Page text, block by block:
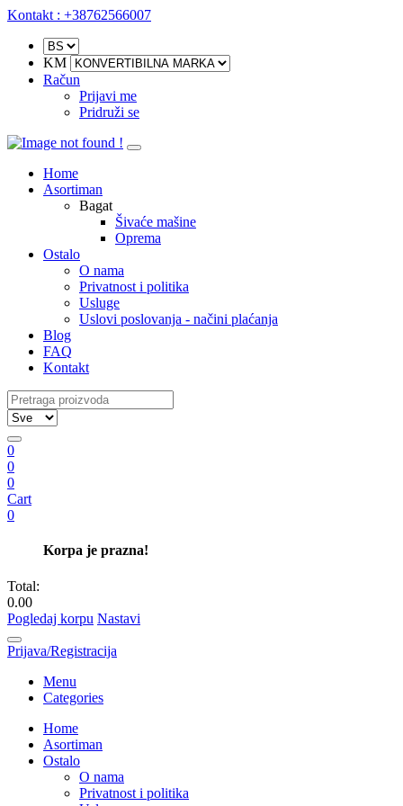
Kontakt : +38762566007
KM
Račun
Prijavi me
Pridruži se
Home
Asortiman
Bagat
Šivaće mašine
Oprema
Ostalo
O nama
Privatnost i politika
Usluge
Uslovi poslovanja - načini plaćanja
Blog
FAQ
Kontakt
0
0
0
Cart
0
Korpa je prazna!
Total:
0.00
Pogledaj korpu Nastavi
Prijava/Registracija
Menu
Categories
Home
Asortiman
Ostalo
O nama
Privatnost i politika